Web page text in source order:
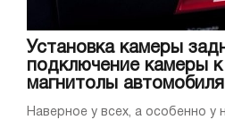
Установка камеры
подключение камеры
магнитолы автомобиля
Наверное у всех, а особенно у